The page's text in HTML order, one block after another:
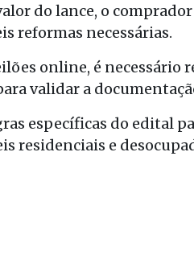
do lance, o
reformas necessárias.
online, é necessário
validar a
específicas do edital
residenciais e